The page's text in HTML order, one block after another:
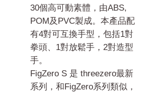
30個高可動素體，由ABS,
POM及PVC製成。本產品配
有4對可互換手型，包括1對
拳頭、1對放鬆手，2對造型
手。
FigZero S 是 threezero最新
系列，和FigZero系列類似，